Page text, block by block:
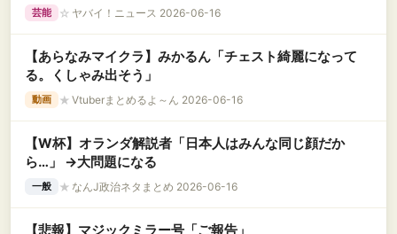
芸能 ☆ ヤバイ！ニュース 2026-06-16
【あらなみマイクラ】みかるん「チェスト綺麗になって
る。くしゃみ出そう」
動画 ★ Vtuberまとめるよ～ん 2026-06-16
【W杯】オランダ解説者「日本人はみんな同じ顔だか
ら…」 →大問題になる
一般 ★ なんJ政治ネタまとめ 2026-06-16
【悲報】マジックミラー号「ご報告」